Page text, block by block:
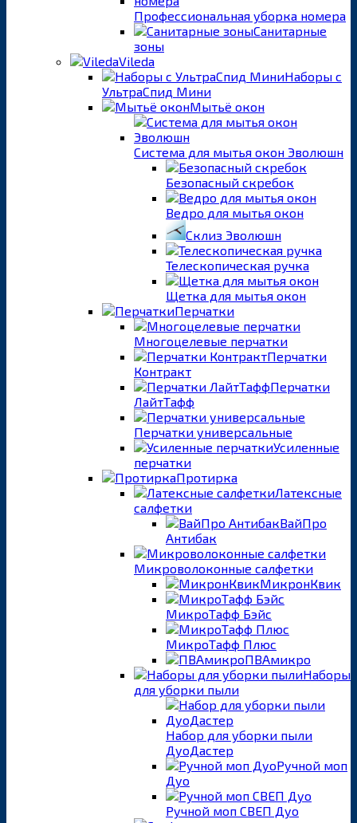
Профессиональная уборка номера
Санитарные
зоны
Vileda
Наборы с
УльтраСпид Мини
Мытьё окон
Система для мытья окон Эволюшн
Безопасный скребок
Ведро для мытья окон
Склиз Эволюшн
Телескопическая ручка
Щетка для мытья окон
Перчатки
Многоцелевые перчатки
Перчатки
Контракт
Перчатки
ЛайтТафф
Перчатки универсальные
Усиленные
перчатки
Протирка
Латексные
салфетки
ВайПро
Антибак
Микроволоконные салфетки
МикронКвик
МикроТафф Бэйс
МикроТафф Плюс
ПВАмикро
Наборы
для уборки пыли
Набор для уборки пыли
ДуоДастер
Ручной моп
Дуо
Ручной моп СВЕП Дуо